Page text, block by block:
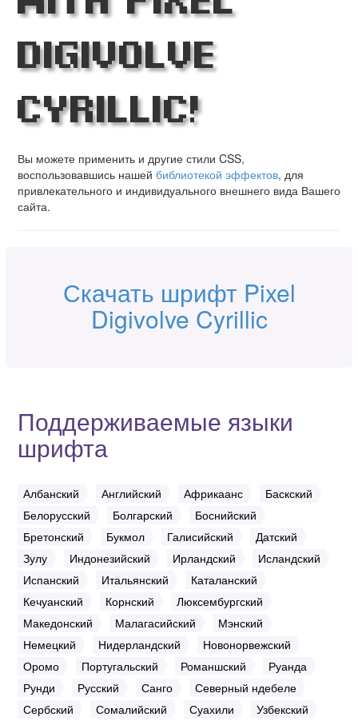
Digivolve
Cyrillic!
Вы можете применить и другие стили CSS,
воспользовавшись нашей библиотекой эффектов, для
привлекательного и индивидуального внешнего вида Вашего
сайта.
Скачать шрифт Pixel
Digivolve Cyrillic
Поддерживаемые языки
шрифта
Албанский Английский Африкаанс
Баскский
Белорусский
Болгарский
Боснийский
Бретонский
Букмол Галисийский
Датский
Зулу
Индонезийский Ирландский
Исландский
Испанский
Итальянский
Каталанский
Кечуанский
Корнский
Люксембургский
Македонский
Малагасийский
Мэнский
Немецкий
Нидерландский
Новонорвежский
Оромо
Португальский Романшский
Руанда
Рунди
Русский Санго
Северный ндебеле
Сербский
Сомалийский Суахили
Узбекский